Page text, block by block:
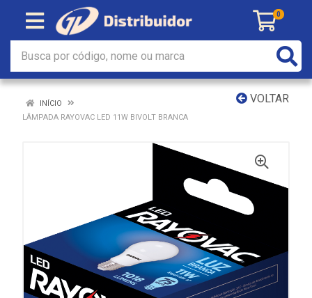
0
VOLTAR
INÍCIO
LÂMPADA RAYOVAC LED 11W BIVOLT BRANCA